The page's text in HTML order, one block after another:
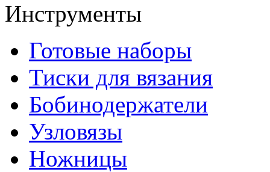
Инструменты
Готовые наборы
Тиски для вязания
Бобинодержатели
Узловязы
Ножницы